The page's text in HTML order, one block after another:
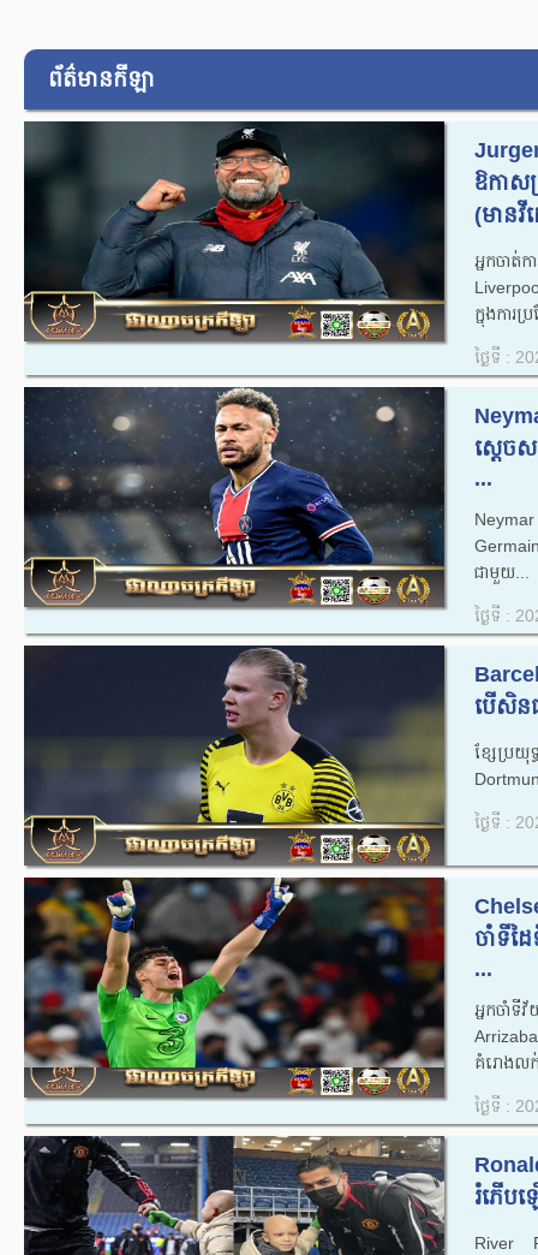
ព័ត៌មានកីឡា
ឱកាស
(មានវី
អ្នកចាត់
ក្នុង​ការ​
ថ្ងៃទី :
ស្តេច
...
ជាមួយ...
ថ្ងៃទី :
បើសិន
ខ្សែប្រយុ
ថ្ងៃទី :
ចាំទីដ
...
អ្នកច
គំរោងលក់
ថ្ងៃទី :
រំភើប
River